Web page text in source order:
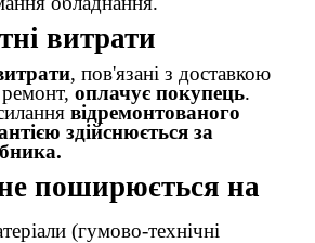
витрати
, пов'язані з доставкою
ремонт,оплачує покупець.
відремонтованого
здійснюється за
поширюється на
(гумово-технічні